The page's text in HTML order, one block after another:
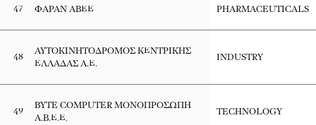
47 ΦΑΡΑΝ ΑΒΕΕ PHARMACEUTICALS
48
ΑΥΤΟΚΙΝΗΤΟΔΡΟΜΟΣ ΚΕΝΤΡΙΚΗΣ
ΕΛΛΑΔΑΣ Α.Ε.
INDUSTRY
49
BYTE COMPUTER ΜΟΝΟΠΡΟΣΩΠΗ
Α.Β.Ε.Ε.
TECHNOLOGY